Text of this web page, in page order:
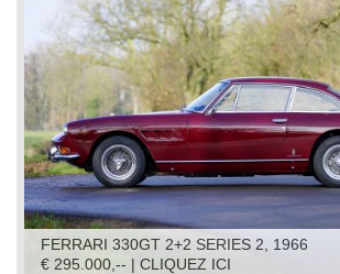
FERRARI 330GT 2+2 SERIES 2, 1966
€ 295.000,-- | CLIQUEZ ICI